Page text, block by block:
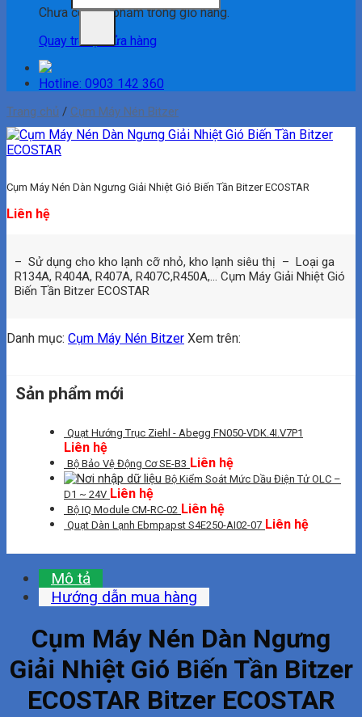
Chưa có sản phẩm trong giỏ hàng.
Quay trở lại cửa hàng
Hotline: 0903 142 360
Trang chủ / Cụm Máy Nén Bitzer
Cụm Máy Nén Dàn Ngưng Giải Nhiệt Gió Biến Tần Bitzer ECOSTAR
Liên hệ
– Sử dụng cho kho lạnh cỡ nhỏ, kho lạnh siêu thị – Loại ga
R134A, R404A, R407A, R407C,R450A,… Cụm Máy Giải Nhiệt Gió
Biến Tần Bitzer ECOSTAR
Danh mục: Cụm Máy Nén Bitzer Xem trên:
Sản phẩm mới
Quạt Hướng Trục Ziehl - Abegg FN050-VDK.4I.V7P1
Liên hệ
Bộ Bảo Vệ Động Cơ SE-B3 Liên hệ
Bộ Kiểm Soát Mức Dầu Điện Tử OLC –
D1 ~ 24V Liên hệ
Bộ IQ Module CM-RC-02 Liên hệ
Quạt Dàn Lạnh Ebmpapst S4E250-AI02-07 Liên hệ
Mô tả
Hướng dẫn mua hàng
Cụm Máy Nén Dàn Ngưng
Giải Nhiệt Gió Biến Tần Bitzer
ECOSTAR Bitzer ECOSTAR